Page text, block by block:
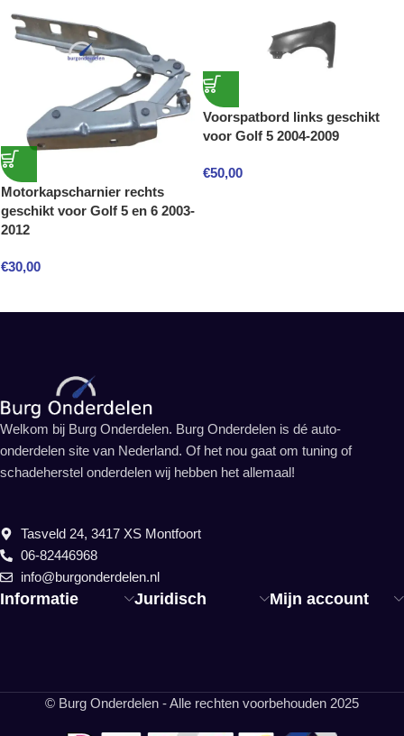
Motorkapscharnier rechts
geschikt voor Golf 5 en 6 2003-
2012
€30,00
Voorspatbord links geschikt
voor Golf 5 2004-2009
€50,00
Informatie Juridisch Mijn account
Welkom bij Burg Onderdelen. Burg Onderdelen is dé auto-
onderdelen site van Nederland. Of het nou gaat om tuning of
schadeherstel onderdelen wij hebben het allemaal!
Tasveld 24, 3417 XS Montfoort
06-82446968
info@burgonderdelen.nl
© Burg Onderdelen - Alle rechten voorbehouden 2025